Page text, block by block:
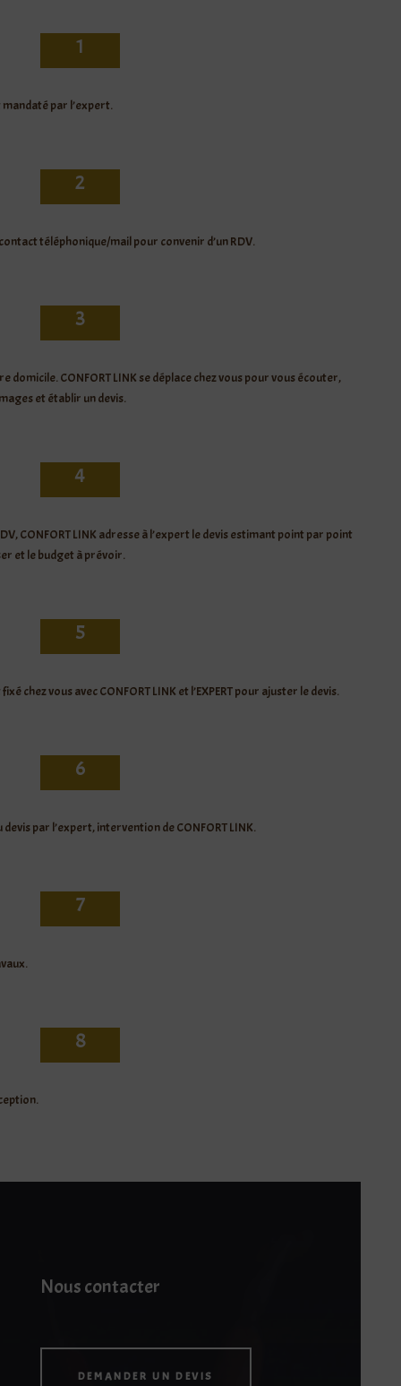
1
mandaté par l’expert.
2
téléphonique/mail pour convenir d’un RDV.
3
domicile. CONFORT LINK se déplace chez vous pour vous écouter,
et établir un devis.
4
CONFORT LINK adresse à l’expert le devis estimant point par point
et le budget à prévoir.
5
chez vous avec CONFORT LINK et l’EXPERT pour ajuster le devis.
6
par l’expert, intervention de CONFORT LINK.
7
8
Nous contacter
DEMANDER UN DEVIS